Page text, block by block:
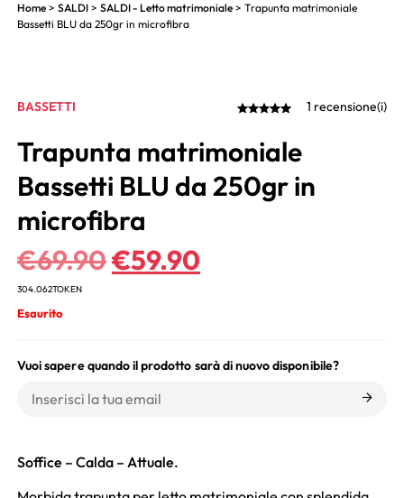
Home > SALDI > SALDI - Letto matrimoniale > Trapunta matrimoniale
Bassetti BLU da 250gr in microfibra
Soffice – Calda – Attuale.
BASSETTI 1 recensione(i)
Trapunta matrimoniale
Bassetti BLU da 250gr in
microfibra
€69.90€59.90
304.062TOKEN
Esaurito
Vuoi sapere quando il prodotto sarà di nuovo disponibile?